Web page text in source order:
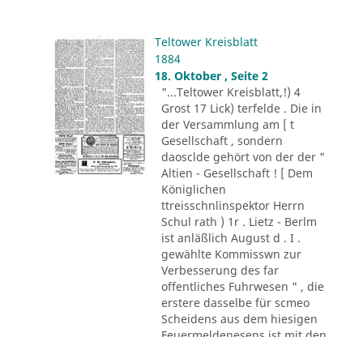
Teltower Kreisblatt
1884
18. Oktober , Seite 2
"...Teltower Kreisblatt,!) 4
Grost 17 Lick) terfelde . Die in
der Versammlung am [ t
Gesellschaft , sondern
daosclde gehört von der der "
Altien - Gesellschaft ! [ Dem
Königlichen
ttreisschnlinspektor Herrn
Schul rath ) 1r . Lietz - Berlm
ist anläßlich August d . I .
gewählte Kommisswn zur
Verbesserung des far
offentliches Fuhrwesen " , die
erstere dasselbe für scmeo
Scheidens aus dem hiesigen